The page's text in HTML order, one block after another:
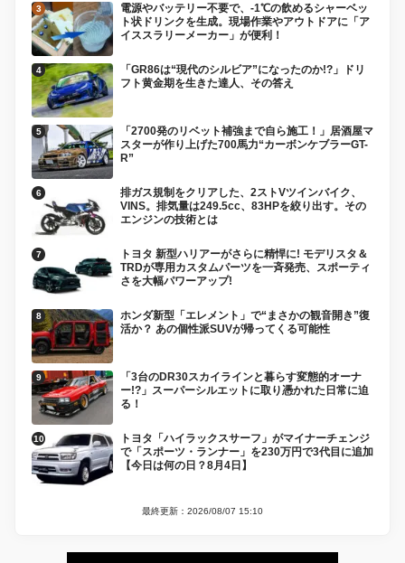
電源やバッテリー不要で、-1℃の飲めるシャーベッ
ト状ドリンクを生成。現場作業やアウトドアに「ア
イススラリーメーカー」が便利！
「GR86は“現代のシルビア”になったのか!?」ドリ
フト黄金期を生きた達人、その答え
「2700発のリベット補強まで自ら施工！」居酒屋マ
スターが作り上げた700馬力“カーボンケブラーGT-
R”
排ガス規制をクリアした、2ストVツインバイク、
VINS。排気量は249.5cc、83HPを絞り出す。その
エンジンの技術とは
トヨタ 新型ハリアーがさらに精悍に! モデリスタ＆
TRDが専用カスタムパーツを一斉発売、スポーティ
さを大幅パワーアップ!
ホンダ新型「エレメント」で“まさかの観音開き”復
活か？ あの個性派SUVが帰ってくる可能性
「3台のDR30スカイラインと暮らす変態的オーナ
ー!?」スーパーシルエットに取り憑かれた日常に迫
る！
トヨタ「ハイラックスサーフ」がマイナーチェンジ
で「スポーツ・ランナー」を230万円で3代目に追加
【今日は何の日？8月4日】
最終更新：2026/08/07 15:10